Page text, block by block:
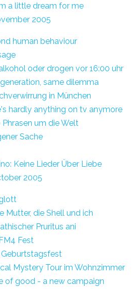
a little dream for me
2005
human behaviour
oder drogen vor 16:00 uhr
same dilemma
in München
hardly anything on tv anymore
Phrasen um die Welt
Sache
Keine Lieder Über Liebe
2005
Mutter, die Shell und ich
Pruritus ani
Fest
Mystery Tour im Wohnzimmer
of good - a new campaign